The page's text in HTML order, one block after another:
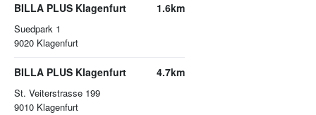
BILLA PLUS Klagenfurt
Suedpark 1
9020 Klagenfurt
1.6km
BILLA PLUS Klagenfurt
St. Veiterstrasse 199
9010 Klagenfurt
4.7km